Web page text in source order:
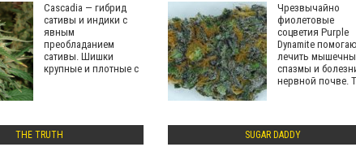
Cascadia — гибрид
сативы и индики с
явным
преобладанием
сативы. Шишки
крупные и плотные с
Чрезвычайно
фиолетовые
соцветия Purple
Dynamite
лечить
спазмы и
нервной почве.
THE TRUTH SUGAR DADDY